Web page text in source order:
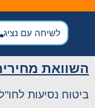
לשיחה עם נציג
השוואת
ביטוח נסיעות